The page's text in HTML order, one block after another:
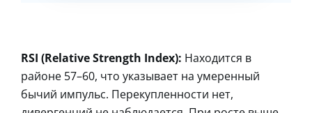
RSI (Relative Strength Index): Находится в
районе 57–60, что указывает на умеренный
бычий импульс. Перекупленности нет,